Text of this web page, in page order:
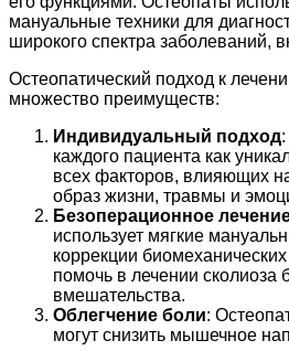
мануальные техники для
широкого спектра заболеваний,
Остеопатический подход к
множество преимуществ:
Индивидуальный подход
каждого пациента как
всех факторов, влияющих
образ жизни, травмы и
Безоперационное
использует мягкие
коррекции
помочь в лечении сколиоза
вмешательства.
Облегчение боли:
могут снизить мышечное